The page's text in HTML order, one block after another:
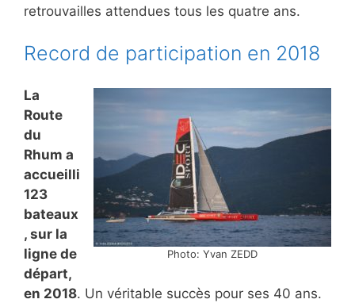
retrouvailles attendues tous les quatre ans.
Record de participation en 2018
Photo: Yvan ZEDD
La
Route
du
Rhum a
accueilli
123
bateaux
, sur la
ligne de
départ,
en 2018. Un véritable succès pour ses 40 ans.